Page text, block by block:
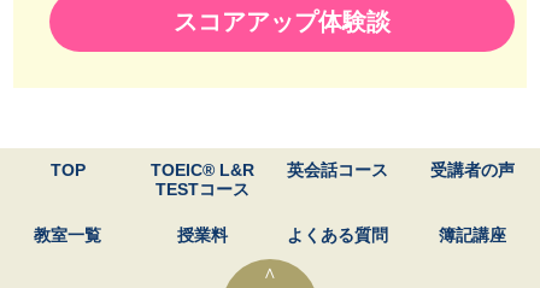
スコアアップ体験談
TOP
TOEIC® L&R
TESTコース
英会話コース 受講者の声
教室一覧 授業料 よくある質問
簿記講座
∧